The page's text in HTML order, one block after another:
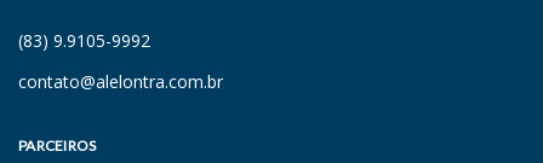
(83) 9.9105-9992
contato@alelontra.com.br
PARCEIROS